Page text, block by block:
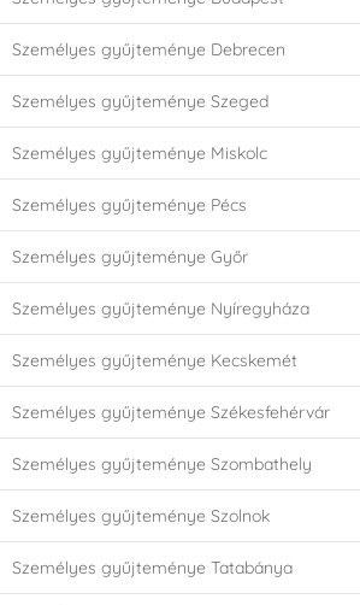
Személyes gyűjteménye Debrecen
Személyes gyűjteménye Szeged
Személyes gyűjteménye Miskolc
Személyes gyűjteménye Pécs
Személyes gyűjteménye Győr
Személyes gyűjteménye Nyíregyháza
Személyes gyűjteménye Kecskemét
Személyes gyűjteménye Székesfehérvár
Személyes gyűjteménye Szombathely
Személyes gyűjteménye Szolnok
Személyes gyűjteménye Tatabánya